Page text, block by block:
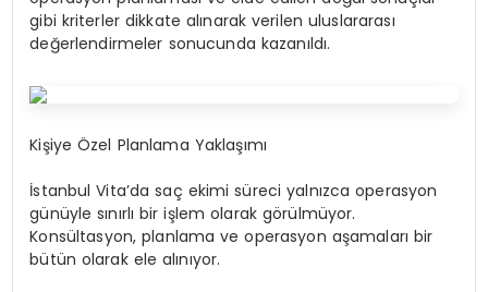
gibi kriterler dikkate alınarak verilen uluslararası
değerlendirmeler sonucunda kazanıldı.
Kişiye Özel Planlama Yaklaşımı
İstanbul Vita’da saç ekimi süreci yalnızca operasyon
günüyle sınırlı bir işlem olarak görülmüyor.
Konsültasyon, planlama ve operasyon aşamaları bir
bütün olarak ele alınıyor.